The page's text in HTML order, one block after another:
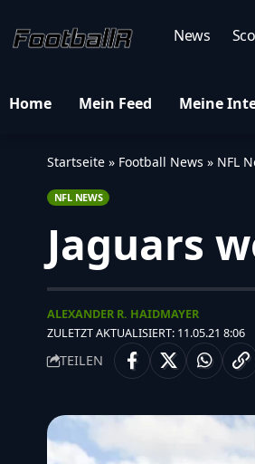
News
Home Mein Feed Meine
Startseite » Football News » NFL
NFL NEWS
Jaguars
ZULETZT AKTUALISIERT: 11.05.21 8:06
ALEXANDER R. HAIDMAYER
TEILEN